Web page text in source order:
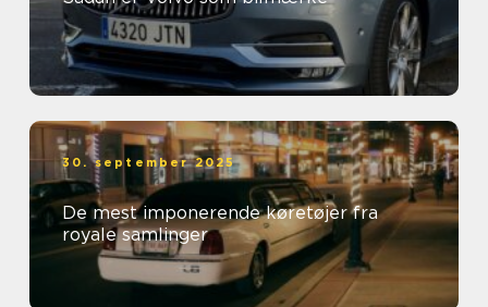
30. september 2025
De mest imponerende køretøjer fra
royale samlinger